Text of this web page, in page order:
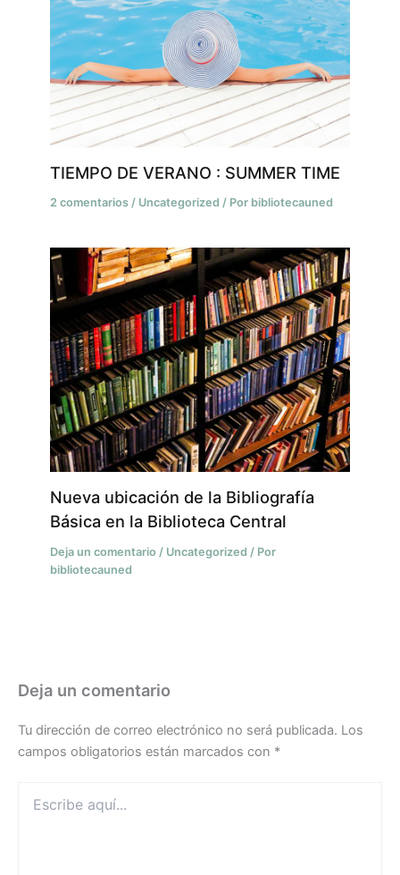
TIEMPO DE VERANO : SUMMER TIME
2 comentarios / Uncategorized / Por bibliotecauned
Nueva ubicación de la Bibliografía
Básica en la Biblioteca Central
Deja un comentario / Uncategorized / Por
bibliotecauned
Deja un comentario
Tu dirección de correo electrónico no será publicada. Los
campos obligatorios están marcados con *
aquí...